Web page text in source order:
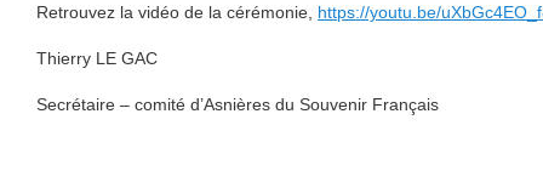
Retrouvez la vidéo de la cérémonie, https://youtu.be/
Thierry LE GAC
Secrétaire – comité d’Asnières du Souvenir Français